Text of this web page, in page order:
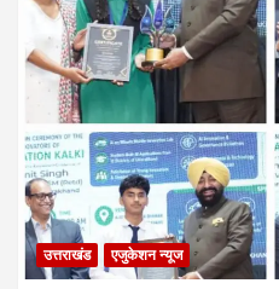
उत्तराखंड एजुकेशन न्‍यूज